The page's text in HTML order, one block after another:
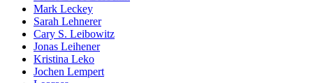
Mark Leckey
Sarah Lehnerer
Cary S. Leibowitz
Jonas Leihener
Kristina Leko
Jochen Lempert